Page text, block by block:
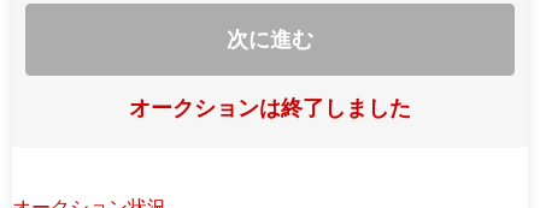
次に進む
オークションは終了しました